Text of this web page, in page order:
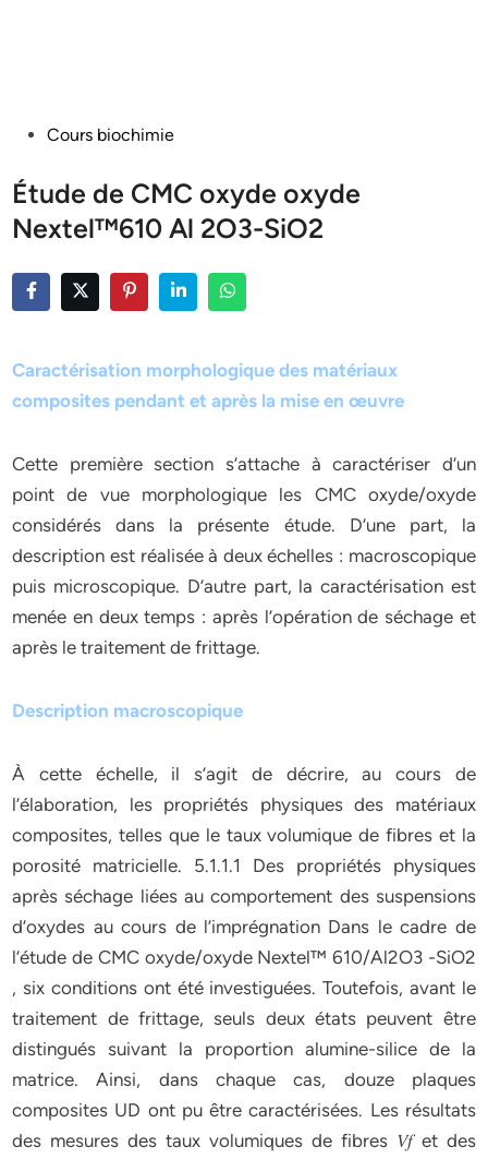
PostedCours biochimie
Étude de CMC oxyde oxyde
Nextel™610 Al 2O3-SiO2
Caractérisation morphologique des matériaux
composites pendant et après la mise en œuvre
Cette première section s’attache à caractériser d’un
point de vue morphologique les CMC oxyde/oxyde
considérés dans la présente étude. D’une part, la
description est réalisée à deux échelles : macroscopique
puis microscopique. D’autre part, la caractérisation est
menée en deux temps : après l’opération de séchage et
après le traitement de frittage.
Description macroscopique
À cette échelle, il s’agit de décrire, au cours de
l’élaboration, les propriétés physiques des matériaux
composites, telles que le taux volumique de fibres et la
porosité matricielle. 5.1.1.1 Des propriétés physiques
après séchage liées au comportement des suspensions
d’oxydes au cours de l’imprégnation Dans le cadre de
l’étude de CMC oxyde/oxyde Nextel™ 610/Al2O3 -SiO2
, six conditions ont été investiguées. Toutefois, avant le
traitement de frittage, seuls deux états peuvent être
distingués suivant la proportion alumine-silice de la
matrice. Ainsi, dans chaque cas, douze plaques
composites UD ont pu être caractérisées. Les résultats
des mesures des taux volumiques de fibres 𝑉𝑓 et des